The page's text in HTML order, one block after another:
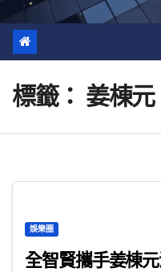
標籤： 姜棟元
娛樂圈
全智賢攜手姜棟